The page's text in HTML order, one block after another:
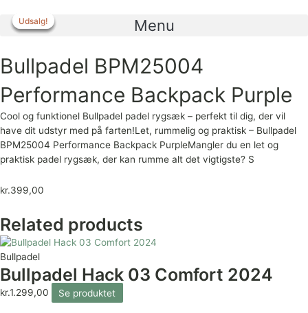
indholdet
Menu
Bullpadel BPM25004
Performance Backpack Purple
Cool og funktionel Bullpadel padel rygsæk – perfekt til dig, der vil
have dit udstyr med på farten!Let, rummelig og praktisk – Bullpadel
BPM25004 Performance Backpack PurpleMangler du en let og
praktisk padel rygsæk, der kan rumme alt det vigtigste? S
kr.399,00
Related products
Bullpadel
Bullpadel Hack 03 Comfort 2024
kr.1.299,00 Se produktet
Udsalg!
Udsalg!
Udsalg!
Udsalg!